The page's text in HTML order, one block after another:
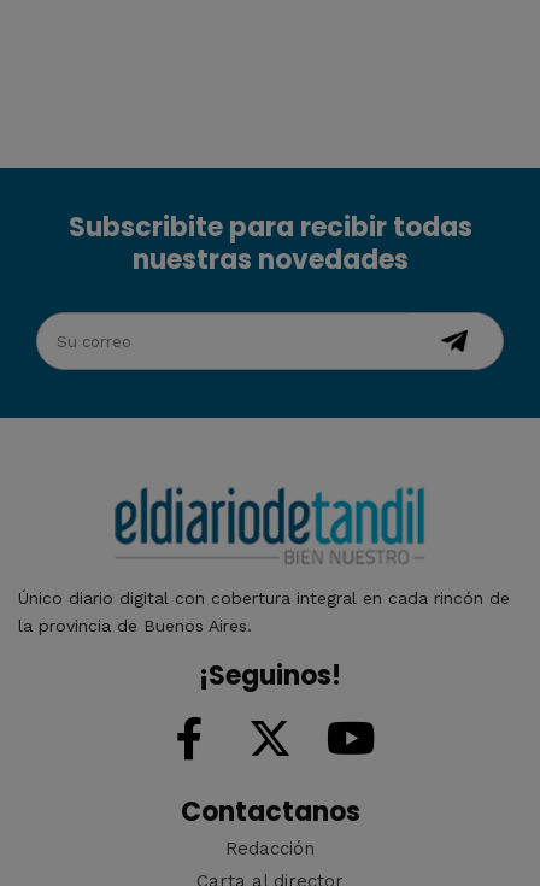
Subscribite para recibir todas
nuestras novedades
Único diario digital con cobertura integral en cada rincón de
la provincia de Buenos Aires.
¡Seguinos!
Contactanos
Redacción
Carta al director